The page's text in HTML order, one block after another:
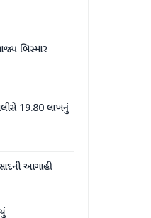
બિસ્માર
19.80 લાખનું
આગાહી